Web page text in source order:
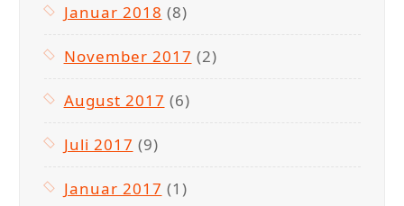
Januar 2018 (8)
November 2017 (2)
August 2017 (6)
Juli 2017 (9)
Januar 2017 (1)